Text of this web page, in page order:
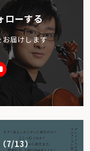
ローする
届けします
7/13）